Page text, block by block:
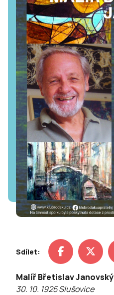
Sdílet:
Malíř Břetislav Janovský
30. 10. 1925 Slušovice